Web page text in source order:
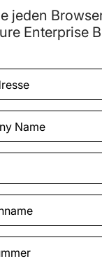
jeden
Enterprise